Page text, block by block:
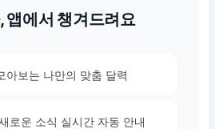
앱에서 챙겨드려요
아보는 나만의 맞춤 달력
로운 소식 실시간 자동 안내